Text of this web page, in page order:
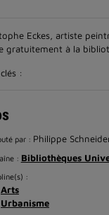
Eckes, artiste
gratuitement à la
:
par : Philippe
: Bibliothèques
:
Arts
Urbanisme